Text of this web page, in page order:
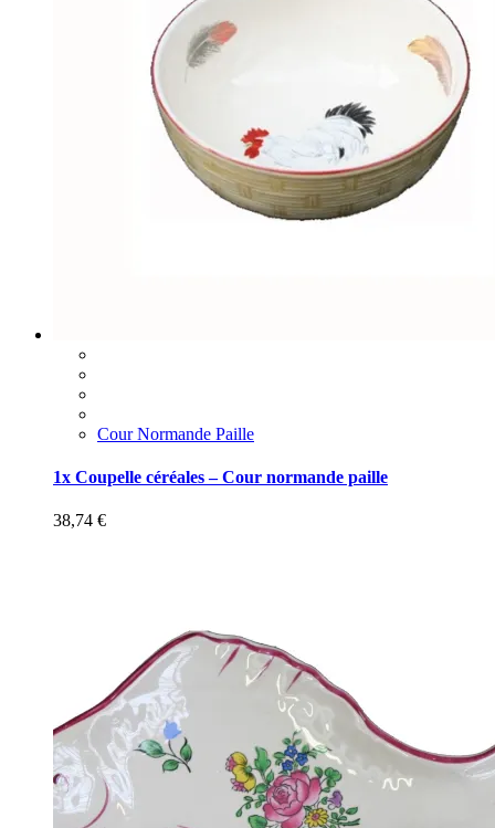
Cour Normande Paille
1x Coupelle céréales – Cour normande paille
38,74 €